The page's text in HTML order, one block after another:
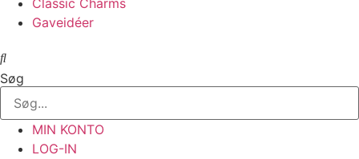
Classic Charms
Gaveidéer
Søg
MIN KONTO
LOG-IN